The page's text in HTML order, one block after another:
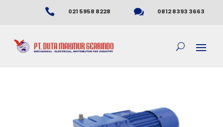
 021 5958 8228  0812 8393 3663